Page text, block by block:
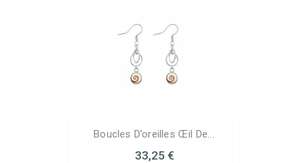
Boucles D’oreilles Œil De...
33,25 €